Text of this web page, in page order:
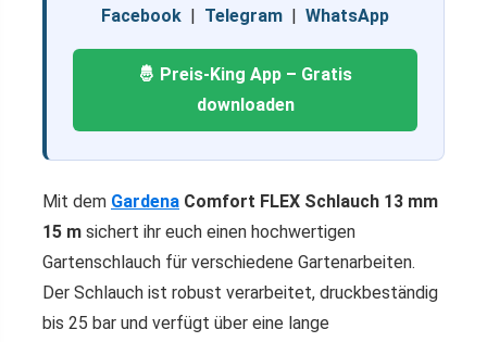
Facebook | Telegram | WhatsApp
🤴 Preis-King App – Gratis
downloaden
Mit dem Gardena Comfort FLEX Schlauch 13 mm
15 m sichert ihr euch einen hochwertigen
Gartenschlauch für verschiedene Gartenarbeiten.
Der Schlauch ist robust verarbeitet, druckbeständig
bis 25 bar und verfügt über eine lange